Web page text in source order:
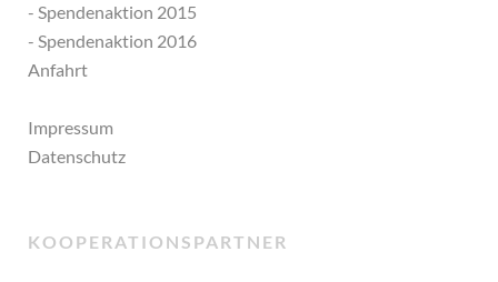
- Spendenaktion 2015
- Spendenaktion 2016
Anfahrt
Impressum
Datenschutz
KOOPERATIONSPARTNER